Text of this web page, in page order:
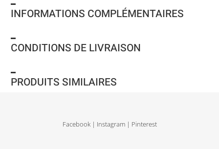
INFORMATIONS COMPLÉMENTAIRES
CONDITIONS DE LIVRAISON
PRODUITS SIMILAIRES
Facebook | Instagram | Pinterest